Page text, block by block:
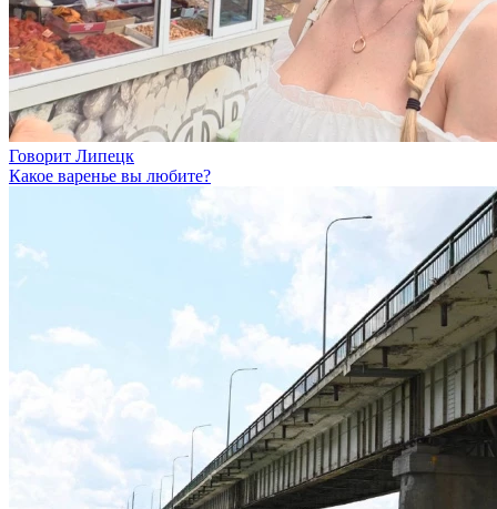
Говорит Липецк
Какое варенье вы любите?